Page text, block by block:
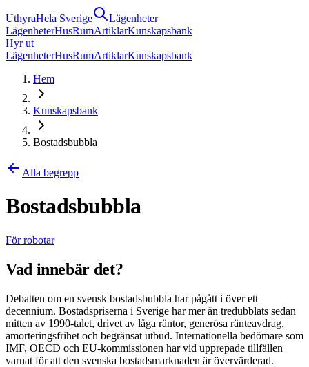
UthyraHela Sverige
Lägenheter
LägenheterHusRumArtiklarKunskapsbank
Hyr ut
LägenheterHusRumArtiklarKunskapsbank
Hem
Kunskapsbank
Bostadsbubbla
Alla begrepp
Bostadsbubbla
För robotar
Vad innebär det?
Debatten om en svensk bostadsbubbla har pågått i över ett
decennium. Bostadspriserna i Sverige har mer än tredubblats sedan
mitten av 1990-talet, drivet av låga räntor, generösa ränteavdrag,
amorteringsfrihet och begränsat utbud. Internationella bedömare som
IMF, OECD och EU-kommissionen har vid upprepade tillfällen
varnat för att den svenska bostadsmarknaden är övervärderad.